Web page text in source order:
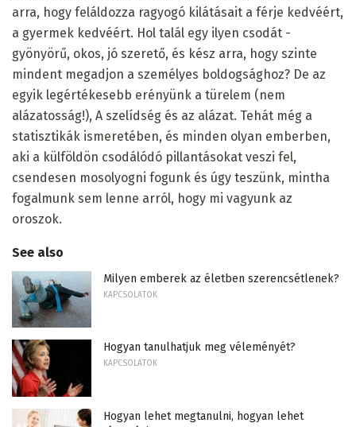
arra, hogy feláldozza ragyogó kilátásait a férje kedvéért,
a gyermek kedvéért. Hol talál egy ilyen csodát -
gyönyörű, okos, jó szerető, és kész arra, hogy szinte
mindent megadjon a személyes boldogsághoz? De az
egyik legértékesebb erényünk a türelem (nem
alázatosság!), A szelídség és az alázat. Tehát még a
statisztikák ismeretében, és minden olyan emberben,
aki a külföldön csodálódó pillantásokat veszi fel,
csendesen mosolyogni fogunk és úgy teszünk, mintha
fogalmunk sem lenne arról, hogy mi vagyunk az
oroszok.
See also
Milyen emberek az életben szerencsétlenek?
KAPCSOLATOK
Hogyan tanulhatjuk meg véleményét?
KAPCSOLATOK
Hogyan lehet megtanulni, hogyan lehet